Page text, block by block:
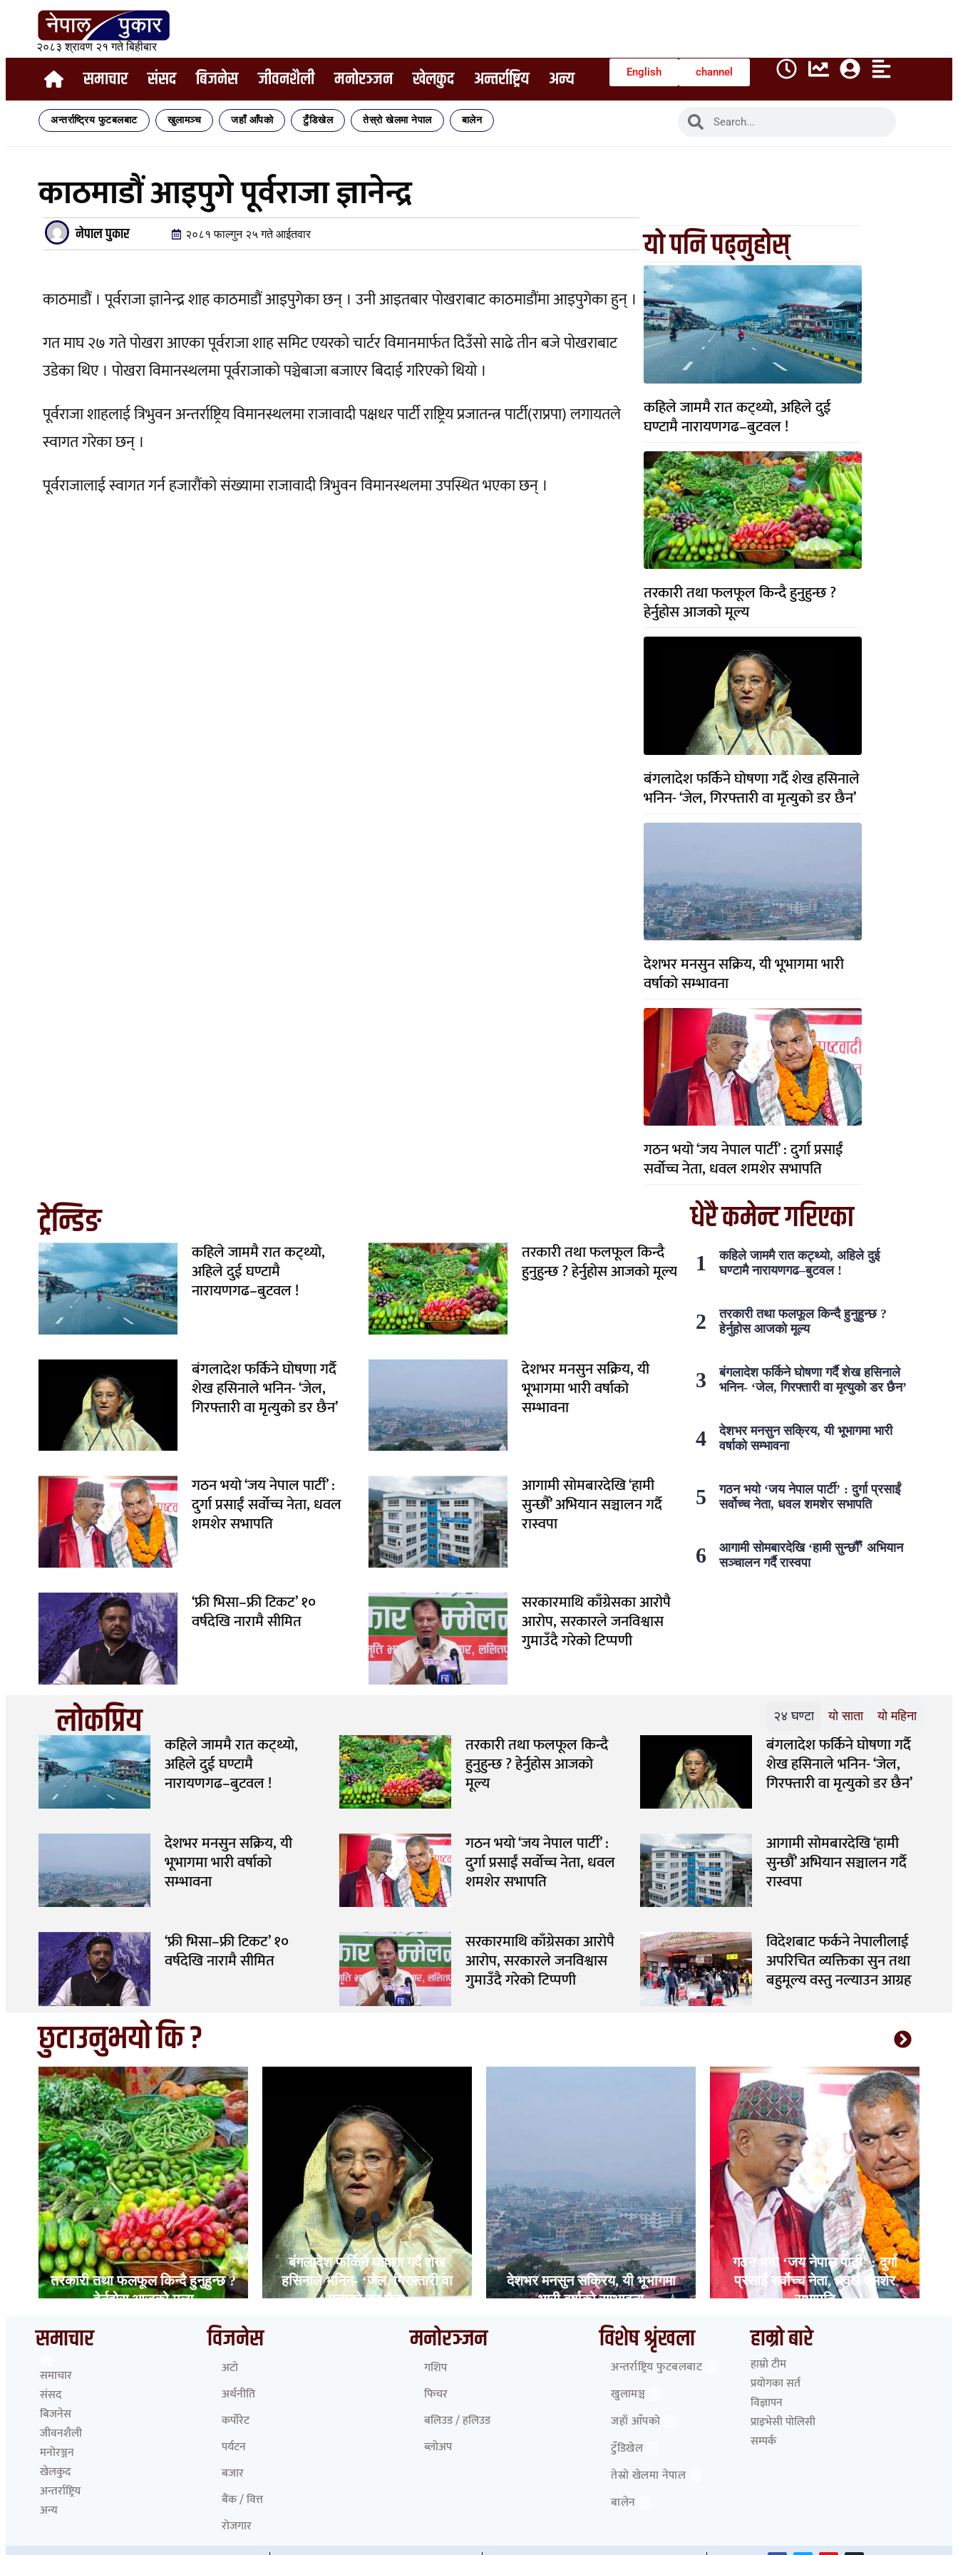
२०८३ श्रावण २१ गते बिहीबार
समाचार संसद बिजनेस जीवनशैली मनोरञ्जन खेलकुद अन्तर्राष्ट्रिय अन्य English channel
अन्तर्राष्ट्रिय फुटबलबाट खुलामञ्च जहाँ आँपको टुँडिखेल तेस्रो खेलमा नेपाल बालेन
काठमाडौं आइपुगे पूर्वराजा ज्ञानेन्द्र
नेपाल पुकार २०८१ फाल्गुन २५ गते आईतवार
काठमाडौं । पूर्वराजा ज्ञानेन्द्र शाह काठमाडौं आइपुगेका छन् । उनी आइतबार पोखराबाट काठमाडौंमा आइपुगेका हुन् ।
गत माघ २७ गते पोखरा आएका पूर्वराजा शाह समिट एयरको चार्टर विमानमार्फत दिउँसो साढे तीन बजे पोखराबाट
उडेका थिए । पोखरा विमानस्थलमा पूर्वराजाको पञ्चेबाजा बजाएर बिदाई गरिएको थियो ।
पूर्वराजा शाहलाई त्रिभुवन अन्तर्राष्ट्रिय विमानस्थलमा राजावादी पक्षधर पार्टी राष्ट्रिय प्रजातन्त्र पार्टी(राप्रपा) लगायतले
स्वागत गरेका छन् ।
पूर्वराजालाई स्वागत गर्न हजारौंको संख्यामा राजावादी त्रिभुवन विमानस्थलमा उपस्थित भएका छन् ।
यो पनि पढ्नुहोस्
कहिले जाममै रात कट्थ्यो, अहिले दुई
घण्टामै नारायणगढ–बुटवल !
तरकारी तथा फलफूल किन्दै हुनुहुन्छ ?
हेर्नुहोस आजको मूल्य
बंगलादेश फर्किने घोषणा गर्दै शेख हसिनाले
भनिन- ‘जेल, गिरफ्तारी वा मृत्युको डर छैन’
देशभर मनसुन सक्रिय, यी भूभागमा भारी
वर्षाको सम्भावना
गठन भयो ‘जय नेपाल पार्टी’ : दुर्गा प्रसाईं
सर्वोच्च नेता, धवल शमशेर सभापति
ट्रेन्डिङ
कहिले जाममै रात कट्थ्यो,
अहिले दुई घण्टामै
नारायणगढ–बुटवल !
तरकारी तथा फलफूल किन्दै
हुनुहुन्छ ? हेर्नुहोस आजको मूल्य
बंगलादेश फर्किने घोषणा गर्दै
शेख हसिनाले भनिन- ‘जेल,
गिरफ्तारी वा मृत्युको डर छैन’
देशभर मनसुन सक्रिय, यी
भूभागमा भारी वर्षाको
सम्भावना
गठन भयो ‘जय नेपाल पार्टी’ :
दुर्गा प्रसाईं सर्वोच्च नेता, धवल
शमशेर सभापति
आगामी सोमबारदेखि ‘हामी
सुन्छौँ’ अभियान सञ्चालन गर्दै
रास्वपा
‘फ्री भिसा–फ्री टिकट’ १०
वर्षदेखि नारामै सीमित
सरकारमाथि काँग्रेसका आरोपै
आरोप, सरकारले जनविश्वास
गुमाउँदै गरेको टिप्पणी
धेरै कमेन्ट गरिएका
कहिले जाममै रात कट्थ्यो, अहिले दुई
घण्टामै नारायणगढ–बुटवल !
तरकारी तथा फलफूल किन्दै हुनुहुन्छ ?
हेर्नुहोस आजको मूल्य
बंगलादेश फर्किने घोषणा गर्दै शेख हसिनाले
भनिन- ‘जेल, गिरफ्तारी वा मृत्युको डर छैन’
देशभर मनसुन सक्रिय, यी भूभागमा भारी
वर्षाको सम्भावना
गठन भयो ‘जय नेपाल पार्टी’ : दुर्गा प्रसाईं
सर्वोच्च नेता, धवल शमशेर सभापति
आगामी सोमबारदेखि ‘हामी सुन्छौँ’ अभियान
सञ्चालन गर्दै रास्वपा
लोकप्रिय २४ घण्टा यो साता यो महिना
कहिले जाममै रात कट्थ्यो,
अहिले दुई घण्टामै
नारायणगढ–बुटवल !
तरकारी तथा फलफूल किन्दै
हुनुहुन्छ ? हेर्नुहोस आजको
मूल्य
बंगलादेश फर्किने घोषणा गर्दै
शेख हसिनाले भनिन- ‘जेल,
गिरफ्तारी वा मृत्युको डर छैन’
देशभर मनसुन सक्रिय, यी
भूभागमा भारी वर्षाको
सम्भावना
गठन भयो ‘जय नेपाल पार्टी’ :
दुर्गा प्रसाईं सर्वोच्च नेता, धवल
शमशेर सभापति
आगामी सोमबारदेखि ‘हामी
सुन्छौँ’ अभियान सञ्चालन गर्दै
रास्वपा
‘फ्री भिसा–फ्री टिकट’ १०
वर्षदेखि नारामै सीमित
सरकारमाथि काँग्रेसका आरोपै
आरोप, सरकारले जनविश्वास
गुमाउँदै गरेको टिप्पणी
विदेशबाट फर्कने नेपालीलाई
अपरिचित व्यक्तिका सुन तथा
बहुमूल्य वस्तु नल्याउन आग्रह
छुटाउनुभयो कि ?
तरकारी तथा फलफूल किन्दै हुनुहुन्छ ?
हेर्नुहोस आजको मूल्य
बंगलादेश फर्किने घोषणा गर्दै शेख
हसिनाले भनिन- ‘जेल, गिरफ्तारी वा
मृत्युको डर छैन’
देशभर मनसुन सक्रिय, यी भूभागमा
भारी वर्षाको सम्भावना
गठन भयो ‘जय नेपाल पार्टी’ : दुर्गा
प्रसाईं सर्वोच्च नेता, धवल शमशेर
सभापति
समाचार
समाचार
संसद
बिजनेस
जीवनशैली
मनोरञ्जन
खेलकुद
अन्तर्राष्ट्रिय
अन्य
विजनेस
अटो
अर्थनीति
कर्पोरेट
पर्यटन
बजार
बैंक / वित्त
रोजगार
मनोरञ्जन
गशिप
फिचर
बलिउड / हलिउड
ब्लोअप
विशेष श्रृंखला
अन्तर्राष्ट्रिय फुटबलबाट
खुलामञ्च
जहाँ आँपको
टुँडिखेल
तेस्रो खेलमा नेपाल
बालेन
हाम्रो बारे
हाम्रो टीम
प्रयोगका सर्त
विज्ञापन
प्राइभेसी पोलिसी
सम्पर्क